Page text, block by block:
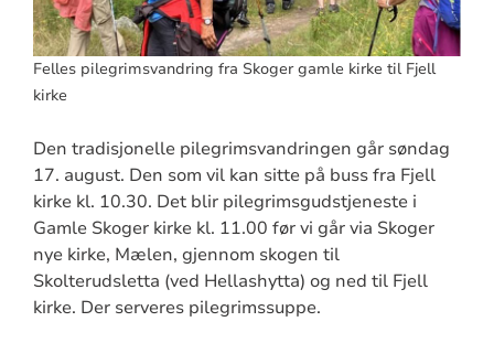
Felles pilegrimsvandring fra Skoger gamle kirke til Fjell
kirke
Den tradisjonelle pilegrimsvandringen går søndag
17. august. Den som vil kan sitte på buss fra Fjell
kirke kl. 10.30. Det blir pilegrimsgudstjeneste i
Gamle Skoger kirke kl. 11.00 før vi går via Skoger
nye kirke, Mælen, gjennom skogen til
Skolterudsletta (ved Hellashytta) og ned til Fjell
kirke. Der serveres pilegrimssuppe.